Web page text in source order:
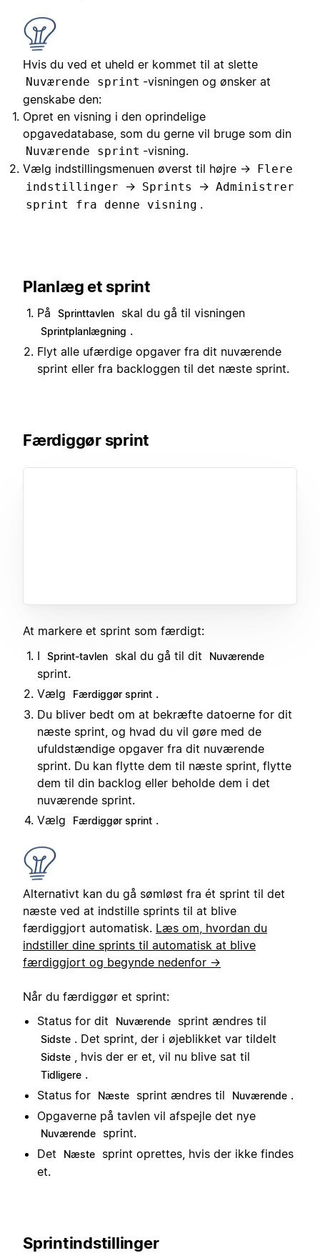
Hvis du ved et uheld er kommet til at slette
Nuværende sprint -visningen og ønsker at
genskabe den:
Opret en visning i den oprindelige
opgavedatabase, som du gerne vil bruge som din
Nuværende sprint -visning.
Vælg indstillingsmenuen øverst til højre →
Flere
indstillinger
→ Sprints → Administrer
sprint fra denne visning .
Planlæg et sprint
På Sprinttavlen skal du gå til visningen
Sprintplanlægning .
Flyt alle ufærdige opgaver fra dit nuværende
sprint eller fra backloggen til det næste sprint.
Færdiggør sprint
At markere et sprint som færdigt:
I
Sprint-tavlen skal du gå til dit Nuværende
sprint.
Vælg
Færdiggør sprint .
Du bliver bedt om at bekræfte datoerne for dit
næste sprint, og hvad du vil gøre med de
ufuldstændige opgaver fra dit nuværende
sprint. Du kan flytte dem til næste sprint, flytte
dem til din backlog eller beholde dem i det
nuværende sprint.
Vælg
Færdiggør sprint .
Alternativt kan du gå sømløst fra ét sprint til det
næste ved at indstille sprints til at blive
færdiggjort automatisk. Læs om, hvordan du
indstiller dine sprints til automatisk at blive
færdiggjort og begynde nedenfor →
Når du færdiggør et sprint:
Status for dit
Nuværende sprint ændres til
Sidste . Det sprint, der i øjeblikket var tildelt
Sidste , hvis der er et, vil nu blive sat til
Tidligere .
Status for
Næste sprint ændres til Nuværende .
Opgaverne på tavlen vil afspejle det nye
Nuværende
sprint.
Det
Næste
sprint oprettes, hvis der ikke findes
et.
Sprintindstillinger